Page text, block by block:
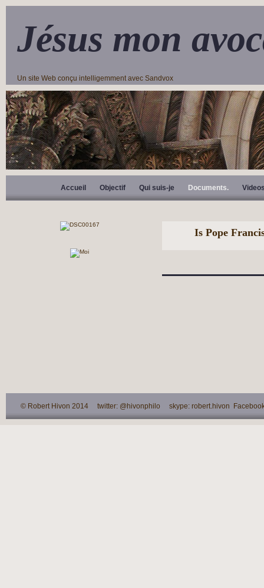
Jésus mon
Un site Web conçu intelligemment avec Sandvox
Accueil Objectif Qui suis-je Documents.
Is Pope
© Robert Hivon 2014 twitter: @hivonphilo skype: robert.hivon